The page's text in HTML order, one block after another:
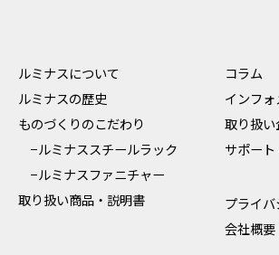
ルミナスについて
ルミナスの歴史
ものづくりのこだわり
−ルミナススチールラック
−ルミナスファニチャー
取り扱い商品・説明書
コラム
インフ
取り扱い
サポー
プライ
会社概要